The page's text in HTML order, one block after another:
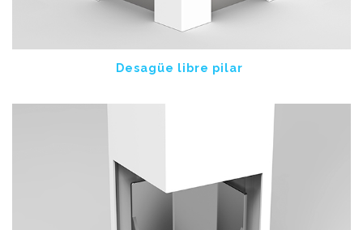
Desagüe libre pilar